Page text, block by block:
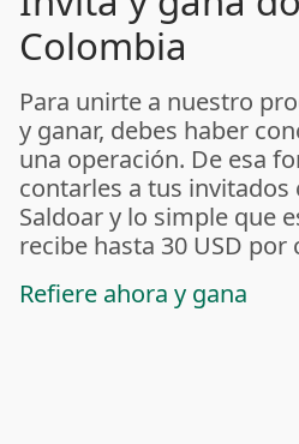
Colombia
Para unirte a nuestro
y ganar, debes haber
una operación. De esa
contarles a tus
Saldoar y lo simple que
recibe hasta 30 USD por
Refiere ahora y gana